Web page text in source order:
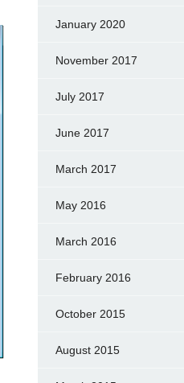
January 2020
November 2017
July 2017
June 2017
March 2017
May 2016
March 2016
February 2016
October 2015
August 2015